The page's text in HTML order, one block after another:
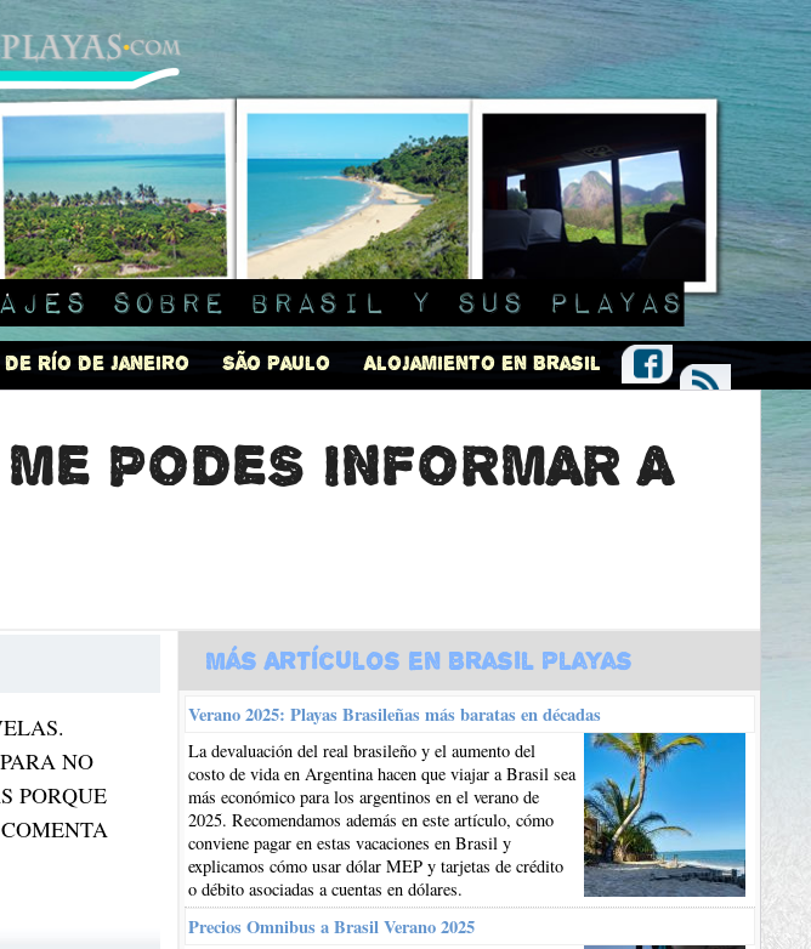
sobre Brasil y sus playas
Río de Janeiro São Paulo Alojamiento en Brasil
PODES INFORMAR A
NO
PORQUE
Más Artículos en Brasil Playas
Verano 2025: Playas Brasileñas más baratas en décadas
La devaluación del real brasileño y el aumento del
costo de vida en Argentina hacen que viajar a Brasil sea
más económico para los argentinos en el verano de
2025. Recomendamos además en este artículo, cómo
conviene pagar en estas vacaciones en Brasil y
explicamos cómo usar dólar MEP y tarjetas de crédito
o débito asociadas a cuentas en dólares.
Precios Omnibus a Brasil Verano 2025